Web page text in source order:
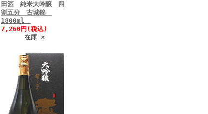
田酒 純米大吟醸 四
割五分 古城錦
1800ml
7,260円(税込)
在庫 ×